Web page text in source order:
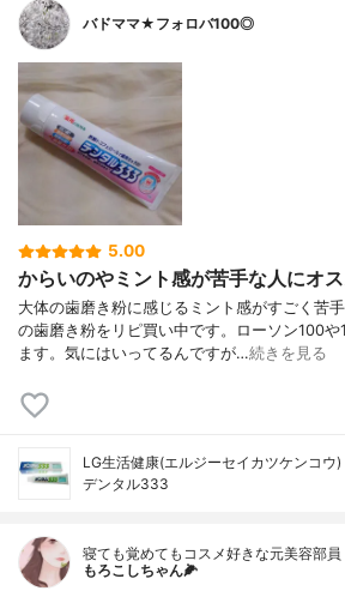
バドママ★フォロバ100◎
5.00
からいのやミント感が苦手な人にオス
大体の歯磨き粉に感じるミント感がすごく苦
の歯磨き粉をリピ買い中です。ローソン100
ます。気にはいってるんですが…続きを見る
LG生活健康(エルジーセイカツケンコウ)
デンタル333
寝ても覚めてもコスメ好きな元美容部員
もろこしちゃん🌽